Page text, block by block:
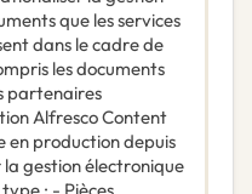
que les services
dans le cadre de
les documents
partenaires
Alfresco Content
en production depuis
la gestion électronique